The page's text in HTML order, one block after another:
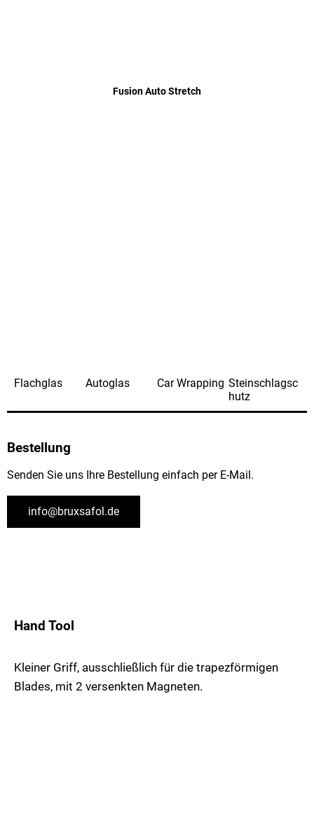
Fusion Auto Stretch
Flachglas Autoglas Car Wrapping Steinschlagsc
hutz
Bestellung
Senden Sie uns Ihre Bestellung einfach per E-Mail.
info@bruxsafol.de
Hand Tool
Kleiner Griff, ausschließlich für die trapezförmigen
Blades, mit 2 versenkten Magneten.